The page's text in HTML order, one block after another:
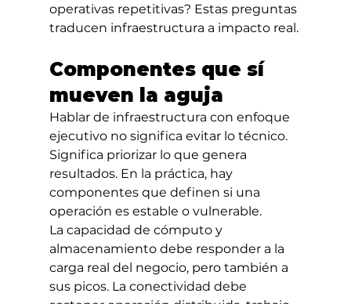
operativas repetitivas? Estas preguntas
traducen infraestructura a impacto real.
Componentes que sí
mueven la aguja
Hablar de infraestructura con enfoque
ejecutivo no significa evitar lo técnico.
Significa priorizar lo que genera
resultados. En la práctica, hay
componentes que definen si una
operación es estable o vulnerable.
La capacidad de cómputo y
almacenamiento debe responder a la
carga real del negocio, pero también a
sus picos. La conectividad debe